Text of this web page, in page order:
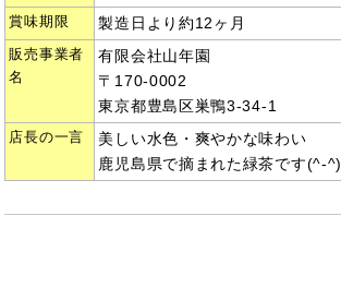
賞味期限 製造日より約12ヶ月
販売事業者
名
有限会社山年園
〒170-0002
東京都豊島区巣鴨3-34-1
店長の一言
美しい水色・爽やかな味わい
鹿児島県で摘まれた緑茶です(^-^)